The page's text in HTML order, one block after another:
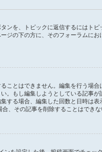
を、トピックに返信するにはト
ジの下の方に、そのフォーラムに
とはできません。編集を行う場
もし編集しようとしている記事
する場合、編集した回数と日時は
、その記事を削除することはできな